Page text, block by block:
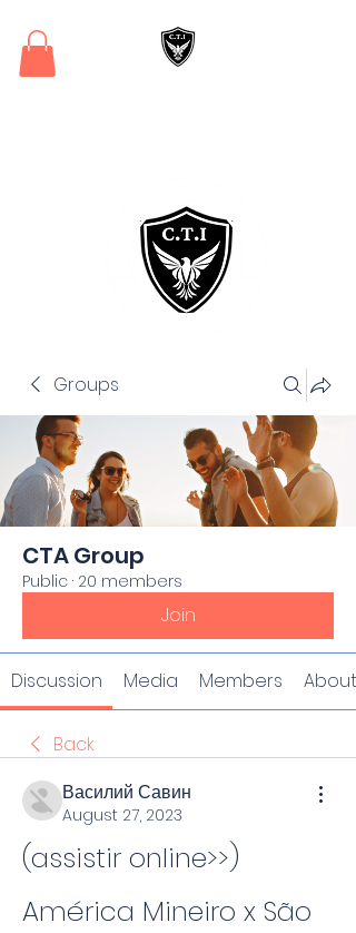
Groups
CTA Group
Public · 20 members
Join
Discussion Media Members About
Back
Василий Савин
August 27, 2023
(assistir online>>)
América Mineiro x São